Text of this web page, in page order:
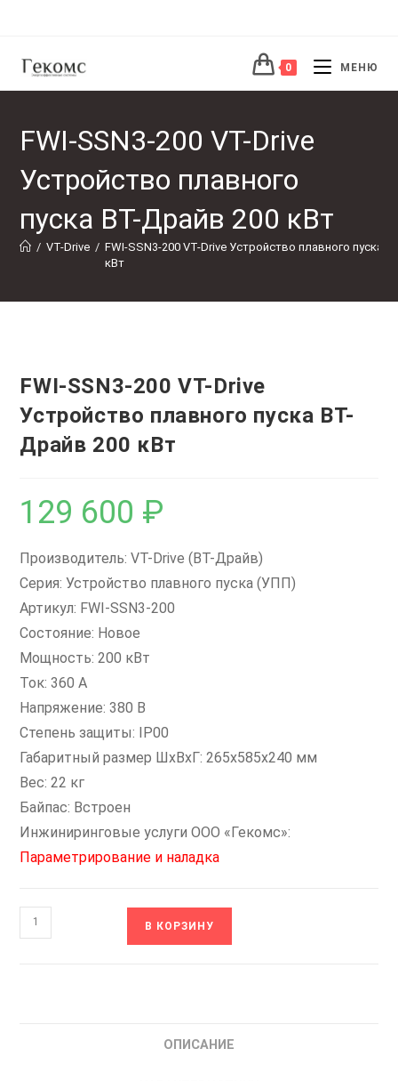
0 МЕНЮ
FWI-SSN3-200 VT-Drive
Устройство плавного
пуска ВТ-Драйв 200 кВт
/ VT-Drive / FWI-SSN3-200 VT-Drive Устройство плавного пуска
кВт
FWI-SSN3-200 VT-Drive
Устройство плавного пуска ВТ-
Драйв 200 кВт
129 600 ₽
Производитель: VT-Drive (ВТ-Драйв)
Серия: Устройство плавного пуска (УПП)
Артикул: FWI-SSN3-200
Состояние: Новое
Мощность: 200 кВт
Ток: 360 А
Напряжение: 380 В
Степень защиты: IP00
Габаритный размер ШxВxГ: 265х585х240 мм
Вес: 22 кг
Байпас: Встроен
Инжиниринговые услуги ООО «Гекомс»:
Параметрирование и наладка
Количество
товара
В КОРЗИНУ
ОПИСАНИЕ